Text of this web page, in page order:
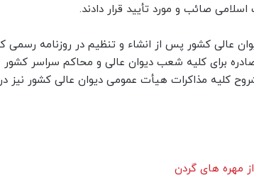
عالی کشور پس از انشاء و تنظیم در روزنامه
برای کلیه شعب دیوان عالی و محاکم سراسر
کلیه مذاکرات هیأت عمومی دیوان عالی کشور نیز
مهره های گردن